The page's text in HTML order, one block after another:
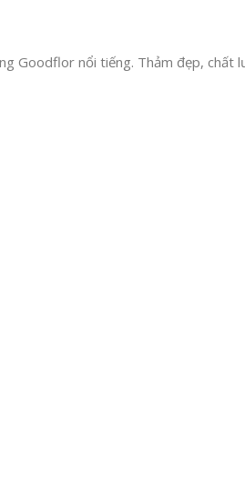
Goodflor nổi tiếng. Thảm đẹp, chất